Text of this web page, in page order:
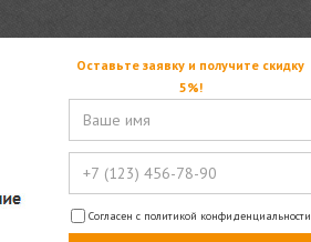
Оставьте заявку и получите скидку
5%!
Согласен с политикой конфиденциальности